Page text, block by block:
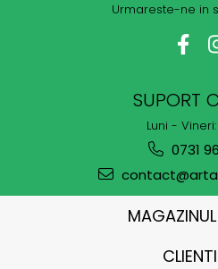
Urmareste-ne in
SUPORT
Luni - Vineri:
0731
CLIENTI